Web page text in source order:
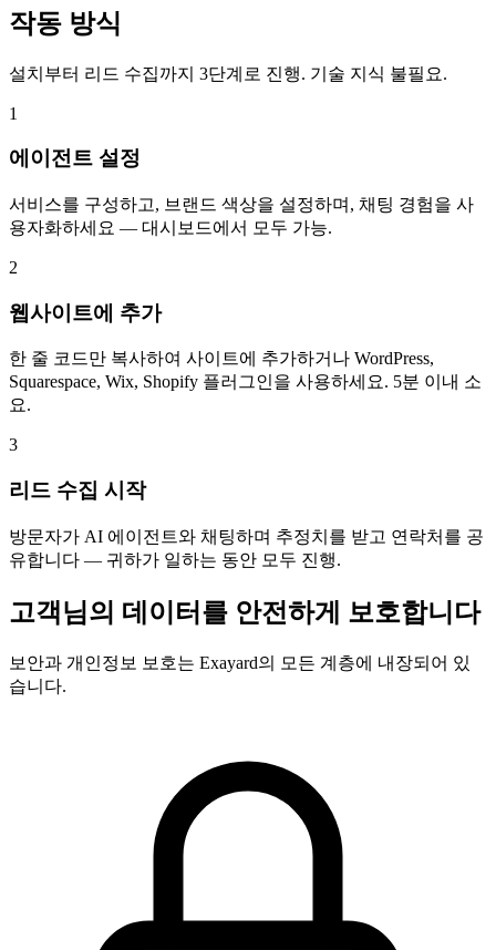
작동 방식
설치부터 리드 수집까지 3단계로 진행. 기술 지식 불필요.
1
에이전트 설정
서비스를 구성하고, 브랜드 색상을 설정하며, 채팅 경험을 사
용자화하세요 — 대시보드에서 모두 가능.
2
웹사이트에 추가
한 줄 코드만 복사하여 사이트에 추가하거나 WordPress,
Squarespace, Wix, Shopify 플러그인을 사용하세요. 5분 이내 소
요.
3
리드 수집 시작
방문자가 AI 에이전트와 채팅하며 추정치를 받고 연락처를 공
유합니다 — 귀하가 일하는 동안 모두 진행.
고객님의 데이터를 안전하게 보호합니다
보안과 개인정보 보호는 Exayard의 모든 계층에 내장되어 있
습니다.